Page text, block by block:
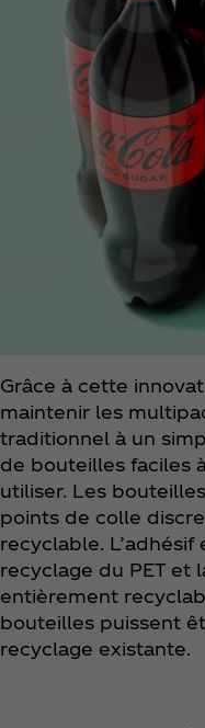
Grâce à cette
maintenir les
traditionnel à un
de bouteilles faciles
utiliser. Les
points de colle
recyclable.
recyclage du PET et
entièrement
bouteilles puissent
recyclage existante.